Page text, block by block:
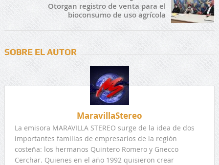
Otorgan registro de venta para el
bioconsumo de uso agrícola
SOBRE EL AUTOR
MaravillaStereo
La emisora MARAVILLA STEREO surge de la idea de dos
importantes familias de empresarios de la región
costeña: los hermanos Quintero Romero y Gnecco
Cerchar. Quienes en el año 1992 quisieron crear